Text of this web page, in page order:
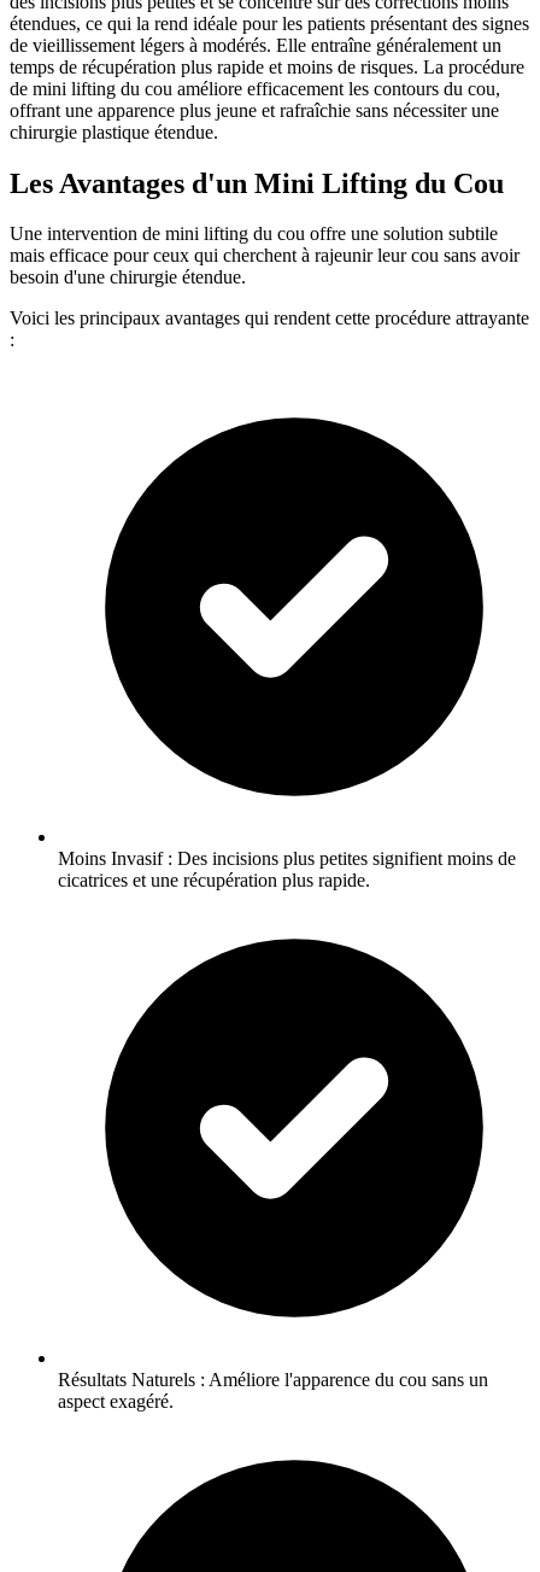
étendues, ce qui la rend idéale pour les patients présentant des signes
de vieillissement légers à modérés. Elle entraîne généralement un
temps de récupération plus rapide et moins de risques. La procédure
de mini lifting du cou améliore efficacement les contours du cou,
offrant une apparence plus jeune et rafraîchie sans nécessiter une
chirurgie plastique étendue.
Les Avantages d'un Mini Lifting du Cou
Une intervention de mini lifting du cou offre une solution subtile
mais efficace pour ceux qui cherchent à rajeunir leur cou sans avoir
besoin d'une chirurgie étendue.
Voici les principaux avantages qui rendent cette procédure attrayante
:
Moins Invasif : Des incisions plus petites signifient moins de
cicatrices et une récupération plus rapide.
Résultats Naturels : Améliore l'apparence du cou sans un
aspect exagéré.